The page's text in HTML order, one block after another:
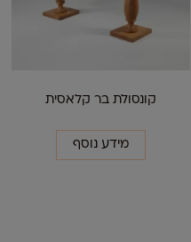
קונסולת בר קלאסית
מידע נוסף